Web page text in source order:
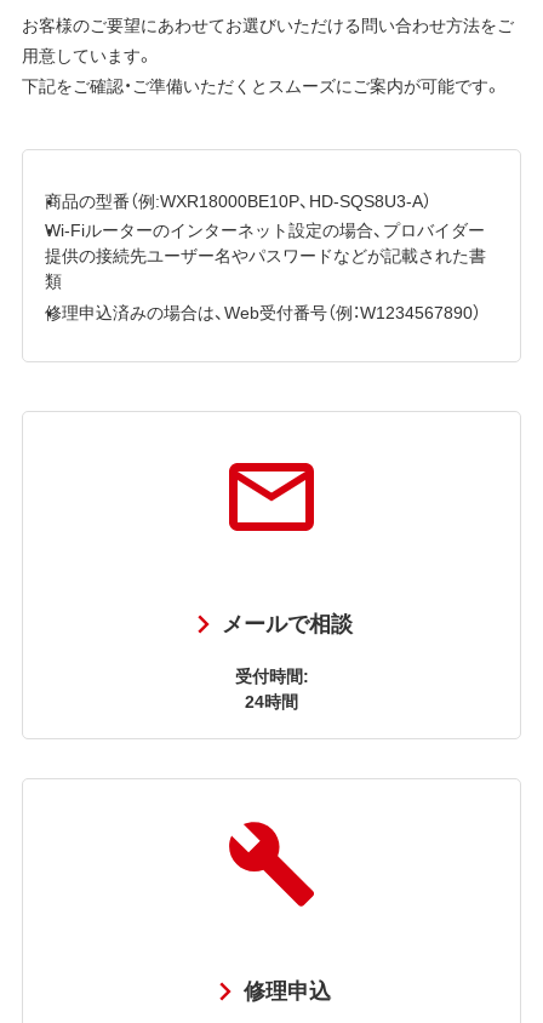
お客様のご要望にあわせてお選びいただける問い合わせ方法をご
用意しています。
下記をご確認・ご準備いただくとスムーズにご案内が可能です。
商品の型番（例:WXR18000BE10P、HD-SQS8U3-A）
Wi-Fiルーターのインターネット設定の場合、プロバイダー
提供の接続先ユーザー名やパスワードなどが記載された書
類
修理申込済みの場合は、Web受付番号（例：W1234567890）
メールで相談
受付時間:
24時間
修理申込